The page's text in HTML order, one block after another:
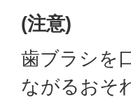
(注意)
歯ブラシを
ながるおそ